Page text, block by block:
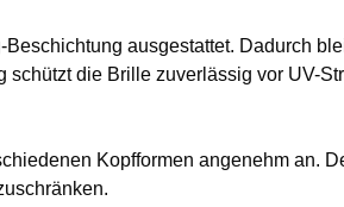
ausgestattet. Dadurch
die Brille zuverlässig vor UV-
Kopfformen angenehm an.